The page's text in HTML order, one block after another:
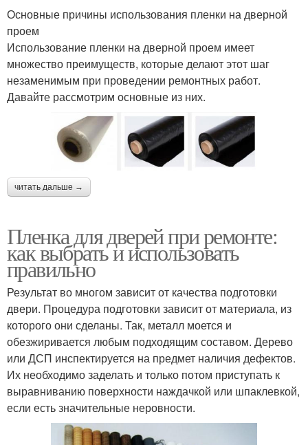
Основные причины использования пленки на дверной
проем
Использование пленки на дверной проем имеет
множество преимуществ, которые делают этот шаг
незаменимым при проведении ремонтных работ.
Давайте рассмотрим основные из них.
читать дальше →
Пленка для дверей при ремонте:
как выбрать и использовать
правильно
Результат во многом зависит от качества подготовки
двери. Процедура подготовки зависит от материала, из
которого они сделаны. Так, металл моется и
обезжиривается любым подходящим составом. Дерево
или ДСП инспектируется на предмет наличия дефектов.
Их необходимо заделать и только потом приступать к
выравниванию поверхности наждачкой или шпаклевкой,
если есть значительные неровности.